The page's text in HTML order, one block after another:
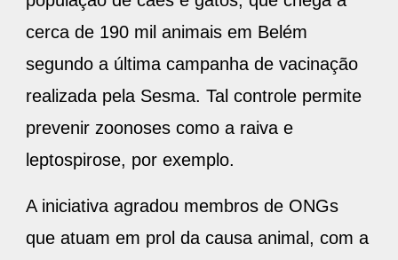
cerca de 190 mil animais em Belém
segundo a última campanha de vacinação
realizada pela Sesma. Tal controle permite
prevenir zoonoses como a raiva e
leptospirose, por exemplo.
que atuam em prol da causa animal, com a
presidente da Amor de Patas, a jornalista